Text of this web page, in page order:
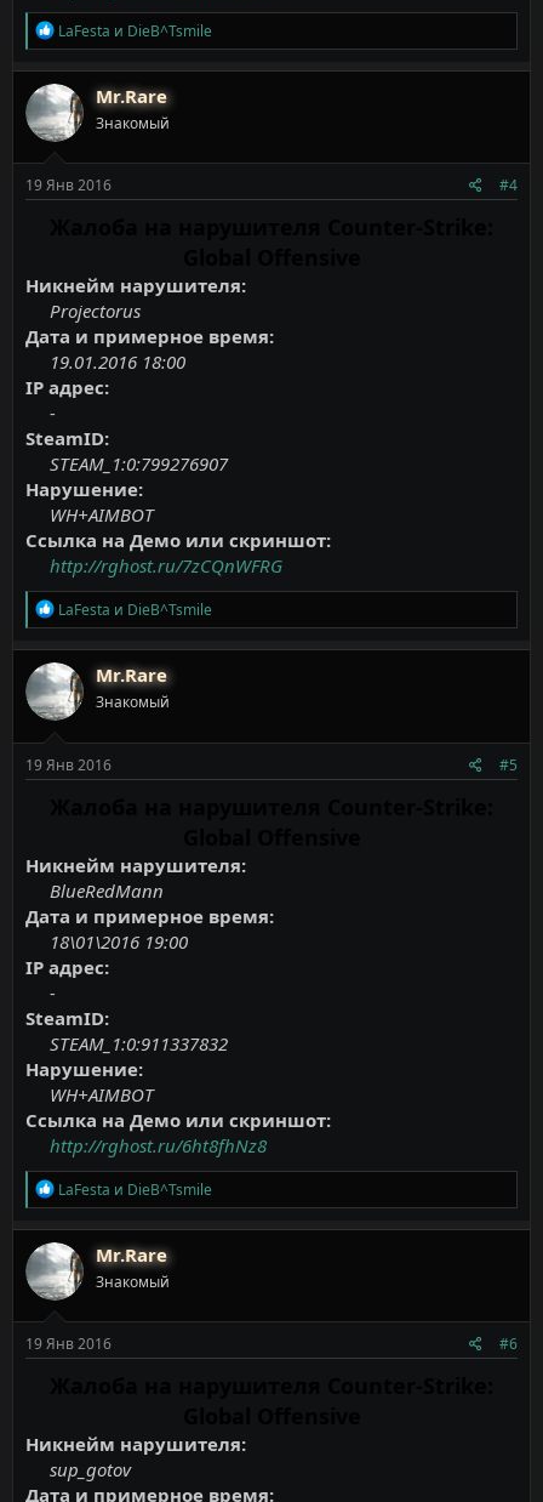
Р
е
а
к
ц
и
и
LaFesta и DieB^Tsmile
Mr.Rare
Знакомый
19 Янв 2016 #4
Никнейм нарушителя:
Projectorus
Дата и примерное время:
19.01.2016 18:00
IP адрес:
-
SteamID:
STEAM_1:0:799276907
Нарушение:
WH+AIMBOT
Ссылка на Демо или скриншот:
http://rghost.ru/7zCQnWFRG
Р
е
а
к
ц
и
и
LaFesta и DieB^Tsmile
Mr.Rare
Знакомый
19 Янв 2016 #5
Никнейм нарушителя:
BlueRedMann
Дата и примерное время:
18\01\2016 19:00
IP адрес:
-
SteamID:
STEAM_1:0:911337832
Нарушение:
WH+AIMBOT
Ссылка на Демо или скриншот:
http://rghost.ru/6ht8fhNz8
Р
е
а
к
ц
и
и
LaFesta и DieB^Tsmile
Mr.Rare
Знакомый
19 Янв 2016 #6
Никнейм нарушителя:
sup_gotov
Дата и примерное время: